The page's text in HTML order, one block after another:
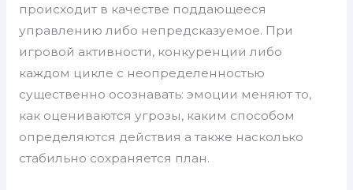
происходит в качестве поддающееся
управлению либо непредсказуемое. При
игровой активности, конкуренции либо
каждом цикле с неопределенностью
существенно осознавать: эмоции меняют то,
как оцениваются угрозы, каким способом
определяются действия а также насколько
стабильно сохраняется план.